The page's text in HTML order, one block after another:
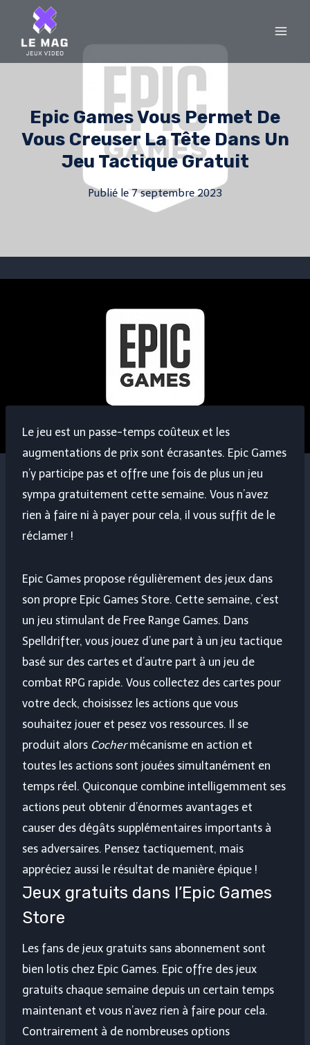
content
Epic Games Vous Permet De
Vous Creuser La Tête Dans Un
Jeu Tactique Gratuit
Publié le7 septembre 2023
Le jeu est un passe-temps coûteux et les
augmentations de prix sont écrasantes. Epic Games
n’y participe pas et offre une fois de plus un jeu
sympa gratuitement cette semaine. Vous n’avez
rien à faire ni à payer pour cela, il vous suffit de le
réclamer !
Epic Games propose régulièrement des jeux dans
son propre Epic Games Store. Cette semaine, c’est
un jeu stimulant de Free Range Games. Dans
Spelldrifter, vous jouez d’une part à un jeu tactique
basé sur des cartes et d’autre part à un jeu de
combat RPG rapide. Vous collectez des cartes pour
votre deck, choisissez les actions que vous
souhaitez jouer et pesez vos ressources. Il se
produit alors Cochermécanisme en action et
toutes les actions sont jouées simultanément en
temps réel. Quiconque combine intelligemment ses
actions peut obtenir d’énormes avantages et
causer des dégâts supplémentaires importants à
ses adversaires. Pensez tactiquement, mais
appréciez aussi le résultat de manière épique !
Jeux gratuits dans l’Epic Games
Store
Les fans de jeux gratuits sans abonnement sont
bien lotis chez Epic Games. Epic offre des jeux
gratuits chaque semaine depuis un certain temps
maintenant et vous n’avez rien à faire pour cela.
Contrairement à de nombreuses options